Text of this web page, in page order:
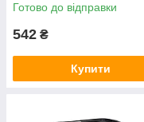
Готово до відправки
542 ₴
Купити